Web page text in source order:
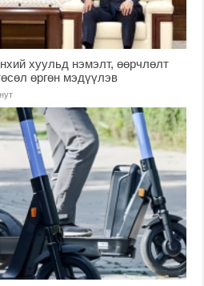
хуульд нэмэлт, өөрчлөлт
өргөн мэдүүлэв